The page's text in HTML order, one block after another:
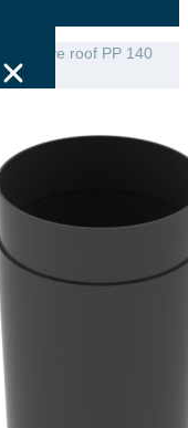
above roof PP 140